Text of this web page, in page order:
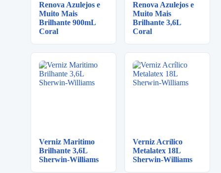
Renova Azulejos e
Muito Mais
Brilhante 900mL
Coral
Renova Azulejos e
Muito Mais
Brilhante 3,6L
Coral
Verniz Maritimo
Brilhante 3,6L
Sherwin-Williams
Verniz Acrílico
Metalatex 18L
Sherwin-Williams